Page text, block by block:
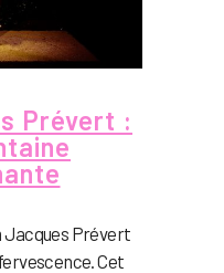
Prévert :
Jacques Prévert
Cet